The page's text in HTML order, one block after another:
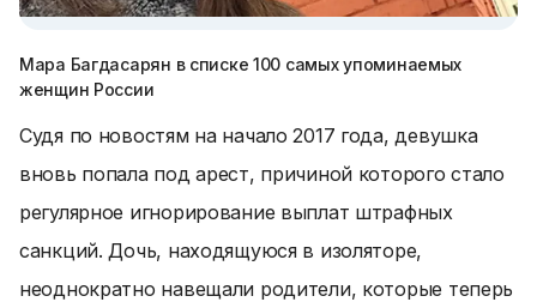
Мара Багдасарян в списке 100 самых упоминаемых
женщин России
Судя по новостям на начало 2017 года, девушка
вновь попала под арест, причиной которого стало
регулярное игнорирование выплат штрафных
санкций. Дочь, находящуюся в изоляторе,
неоднократно навещали родители, которые теперь